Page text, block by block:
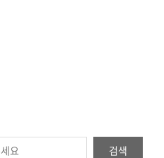
검색